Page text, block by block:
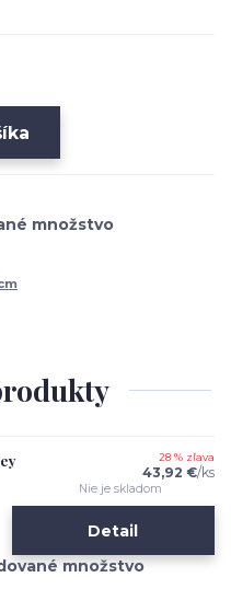
28 % zľava
43,92 €/ks
Nie je skladom
Detail